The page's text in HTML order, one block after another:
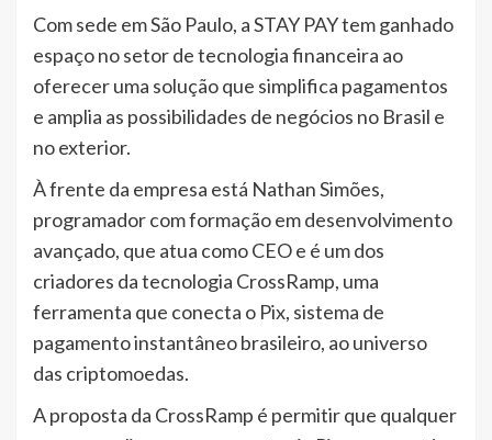
Com sede em São Paulo, a STAY PAY tem ganhado
espaço no setor de tecnologia financeira ao
oferecer uma solução que simplifica pagamentos
e amplia as possibilidades de negócios no Brasil e
no exterior.
À frente da empresa está Nathan Simões,
programador com formação em desenvolvimento
avançado, que atua como CEO e é um dos
criadores da tecnologia CrossRamp, uma
ferramenta que conecta o Pix, sistema de
pagamento instantâneo brasileiro, ao universo
das criptomoedas.
A proposta da CrossRamp é permitir que qualquer